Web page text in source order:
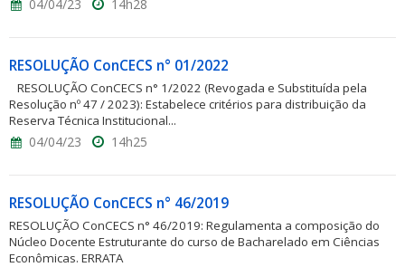
04/04/23 14h28
RESOLUÇÃO ConCECS n° 01/2022
RESOLUÇÃO ConCECS n° 1/2022 (Revogada e Substituída pela
Resolução nº 47 / 2023): Estabelece critérios para distribuição da
Reserva Técnica Institucional...
04/04/23 14h25
RESOLUÇÃO ConCECS n° 46/2019
RESOLUÇÃO ConCECS n° 46/2019: Regulamenta a composição do
Núcleo Docente Estruturante do curso de Bacharelado em Ciências
Econômicas. ERRATA